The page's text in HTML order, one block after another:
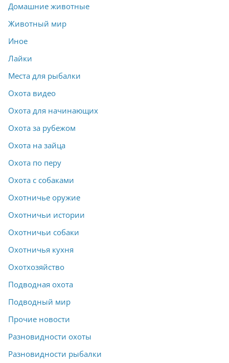
Домашние животные
Животный мир
Иное
Лайки
Места для рыбалки
Охота видео
Охота для начинающих
Охота за рубежом
Охота на зайца
Охота по перу
Охота с собаками
Охотничье оружие
Охотничьи истории
Охотничьи собаки
Охотничья кухня
Охотхозяйство
Подводная охота
Подводный мир
Прочие новости
Разновидности охоты
Разновидности рыбалки